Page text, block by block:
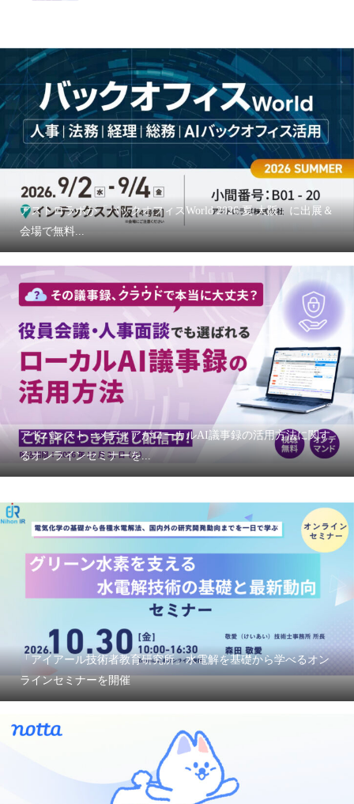
アストロラボが「バックオフィスWorld 2026 夏 大阪」に出展＆
会場で無料...
アドバンスト・メディアがローカルAI議事録の活用方法に関す
るオンラインセミナーを...
「アイアール技術者教育研究所」水電解を基礎から学べるオン
ラインセミナーを開催